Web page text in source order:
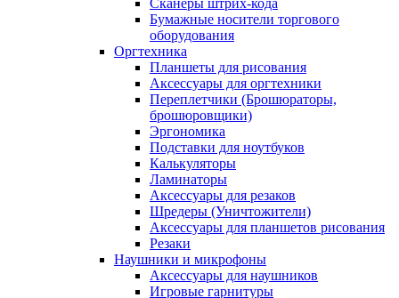
Сканеры штрих-кода
Бумажные носители торгового
оборудования
Оргтехника
Планшеты для рисования
Аксессуары для оргтехники
Переплетчики (Брошюраторы,
брошюровщики)
Эргономика
Подставки для ноутбуков
Калькуляторы
Ламинаторы
Аксессуары для резаков
Шредеры (Уничтожители)
Аксессуары для планшетов рисования
Резаки
Наушники и микрофоны
Аксессуары для наушников
Игровые гарнитуры